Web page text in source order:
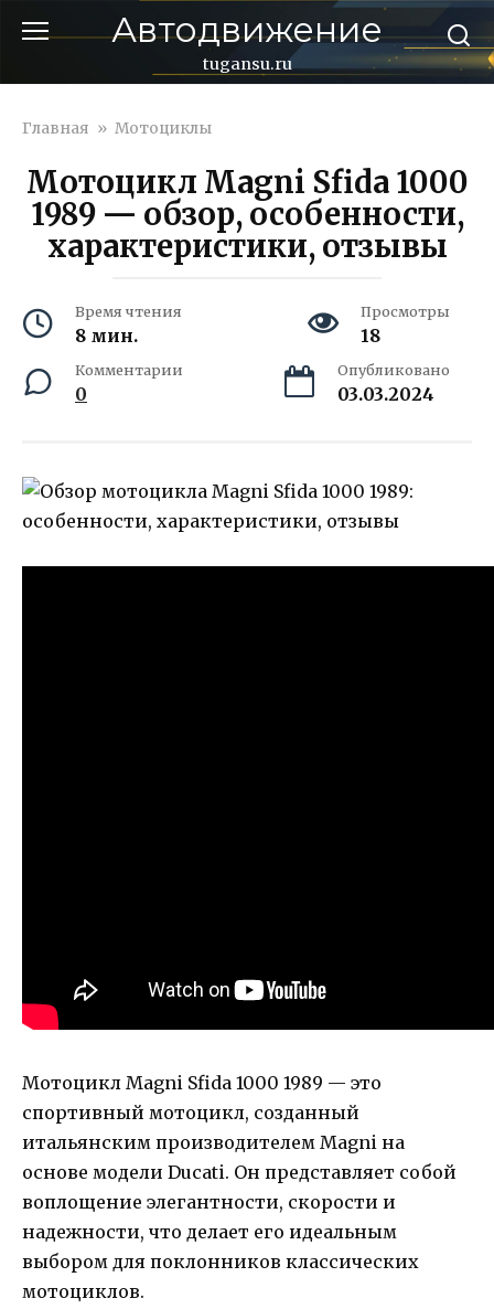
Автодвижение
tugansu.ru
Главная » Мотоциклы
Мотоцикл Magni Sfida 1000
1989 — обзор, особенности,
характеристики, отзывы
Время чтения
8 мин.
Просмотры
18
Комментарии
0
Опубликовано
03.03.2024
Мотоцикл Magni Sfida 1000 1989 — это
спортивный мотоцикл, созданный
итальянским производителем Magni на
основе модели Ducati. Он представляет собой
воплощение элегантности, скорости и
надежности, что делает его идеальным
выбором для поклонников классических
мотоциклов.